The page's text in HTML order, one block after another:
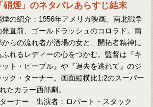
「硝煙」のネタバレあらすじ結末
煙の紹介：1956年アメリカ映画。南北戦争
発直前、ゴールドラッシュのコロラド。南
からの流れ者が酒場の女と、開拓者精神に
ふれるレディーの心をつかむ。監督は『キ
ット・ピープル』や『過去を逃れて』のジ
ック・ターナー。画面縦横比1:2のスーパー
たカラー西部劇。
ーナー 出演者：ロバート・スタック